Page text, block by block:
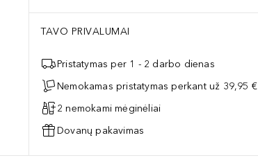
TAVO PRIVALUMAI
Pristatymas per 1 - 2 darbo dienas
Nemokamas pristatymas perkant už 39,95 €
2 nemokami mėginėliai
Dovanų pakavimas